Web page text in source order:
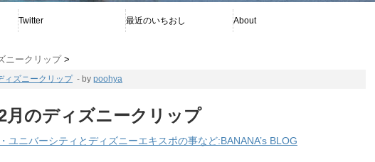
Twitter 最近のいちおし About
ニークリップ >
ィズニークリップ- by poohya
月のディズニークリップ
ユニバーシティとディズニーエキスポの事など:BANANA’s BLOG